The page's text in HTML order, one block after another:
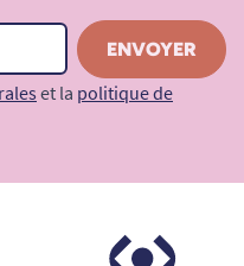
et la politique de